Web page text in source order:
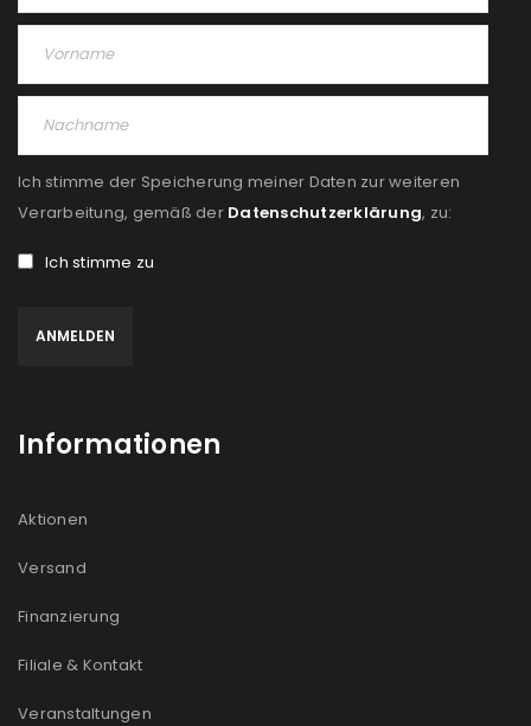
akzeptiere dieDatenschutzerklärung. *
REGISTRIEREN
Ich stimme der Speicherung meiner Daten zur weiteren
Verarbeitung, gemäß der Datenschutzerklärung, zu:
Ich stimme zu
Informationen
Aktionen
Versand
Finanzierung
Filiale & Kontakt
Veranstaltungen